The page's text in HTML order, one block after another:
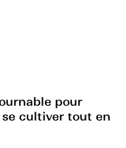
pour
cultiver tout en